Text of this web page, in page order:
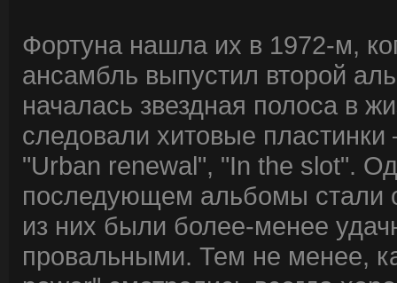
Фортуна нашла их в 1972-м,
ансамбль выпустил второй
началась звездная полоса в
следовали хитовые
"Urban renewal", "In the slot".
последующем альбомы стали
из них были более-менее
провальными. Тем не менее,